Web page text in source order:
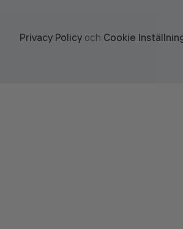
Privacy Policy och Cookie